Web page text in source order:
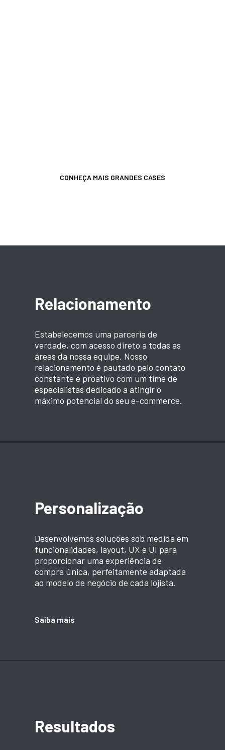
CONHEÇA MAIS GRANDES CASES
Relacionamento
Estabelecemos uma parceria de
verdade, com acesso direto a todas as
áreas da nossa equipe. Nosso
relacionamento é pautado pelo contato
constante e proativo com um time de
especialistas dedicado a atingir o
máximo potencial do seu e-commerce.
Personalização
Desenvolvemos soluções sob medida em
funcionalidades, layout, UX e UI para
proporcionar uma experiência de
compra única, perfeitamente adaptada
ao modelo de negócio de cada lojista.
Saiba mais
Resultados